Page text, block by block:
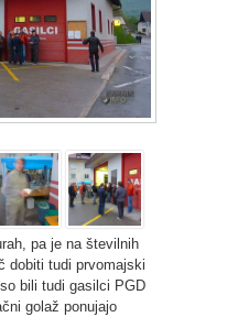
pa je na številnih
dobiti tudi prvomajski
bili tudi gasilci PGD
golaž ponujajo